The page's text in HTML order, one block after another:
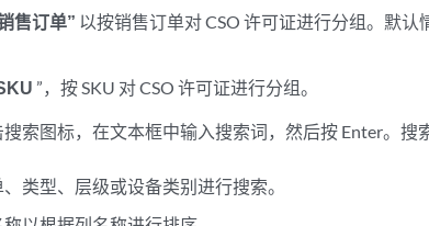
售订单” 以按销售订单对 CSO 许可证进行分组。默认
”，按 SKU 对 CSO 许可证进行分组。
索图标，在文本框中输入搜索词，然后按 Enter。搜
类型、层级或设备类别进行搜索。